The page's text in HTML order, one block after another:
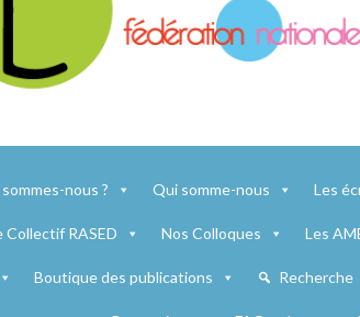
nous ? Qui somme-nous Les
Collectif RASED Nos Colloques Les
Boutique des publications Recherche